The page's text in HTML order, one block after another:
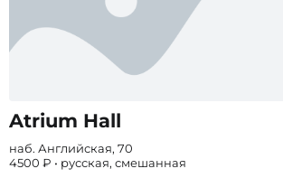
Atrium Hall
наб. Английская, 70
4500 ₽ • русская, смешанная